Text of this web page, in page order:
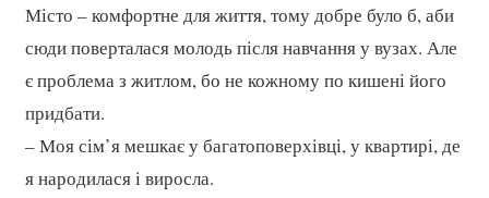
Місто – комфортне для життя, тому добре було б, аби
сюди поверталася молодь після навчання у вузах. Але
є проблема з житлом, бо не кожному по кишені його
придбати.
– Моя сім’я мешкає у багатоповерхівці, у квартирі, де
я народилася і виросла.